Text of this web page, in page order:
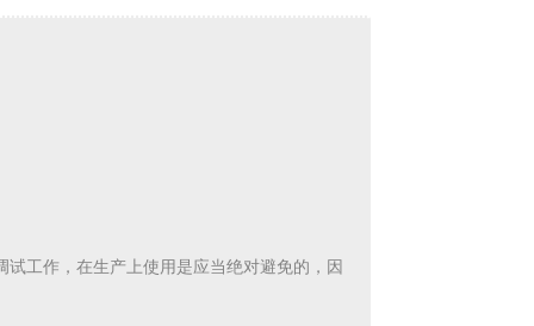
工作，在生产上使用是应当绝对避免的， 因